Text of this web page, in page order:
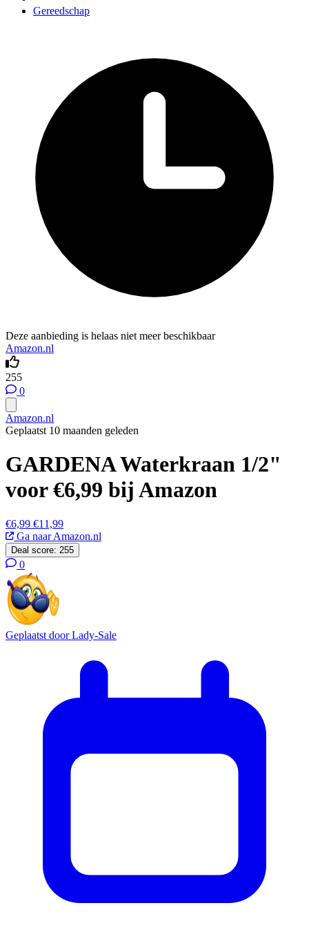
Gereedschap
Deze aanbieding is helaas niet meer beschikbaar
Amazon.nl
255
0
Amazon.nl
Geplaatst 10 maanden geleden
GARDENA Waterkraan 1/2"
voor €6,99 bij Amazon
€6,99 €11,99
Ga naar Amazon.nl
Deal score: 255
0
Geplaatst doorLady-Sale